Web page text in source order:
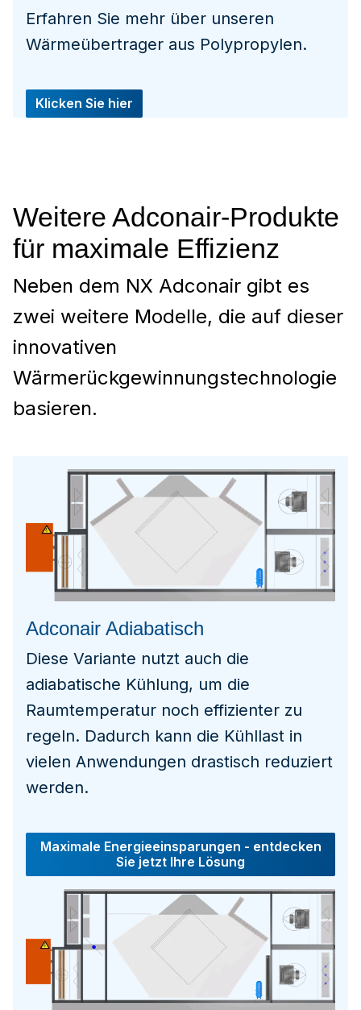
Erfahren Sie mehr über unseren
Wärmeübertrager aus Polypropylen.
Klicken Sie hier
Weitere Adconair-Produkte
für maximale Effizienz
Neben dem NX Adconair gibt es
zwei weitere Modelle, die auf dieser
innovativen
Wärmerückgewinnungstechnologie
basieren.
Adconair Adiabatisch
Diese Variante nutzt auch die
adiabatische Kühlung, um die
Raumtemperatur noch effizienter zu
regeln. Dadurch kann die Kühllast in
vielen Anwendungen drastisch reduziert
werden.
Maximale Energieeinsparungen - entdecken
Sie jetzt Ihre Lösung